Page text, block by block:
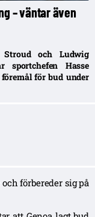
– väntar även
och Ludwig
sportchefen Hasse
för bud under
förbereder sig på